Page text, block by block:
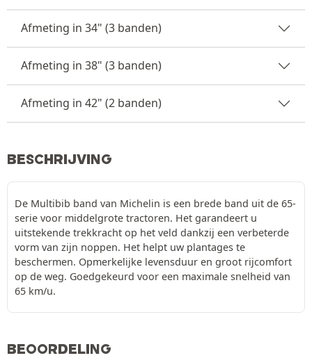
Afmeting in 34" (3 banden)
Afmeting in 38" (3 banden)
Afmeting in 42" (2 banden)
BESCHRIJVING
De Multibib band van Michelin is een brede band uit de 65-
serie voor middelgrote tractoren. Het garandeert u
uitstekende trekkracht op het veld dankzij een verbeterde
vorm van zijn noppen. Het helpt uw plantages te
beschermen. Opmerkelijke levensduur en groot rijcomfort
op de weg. Goedgekeurd voor een maximale snelheid van
65 km/u.
BEOORDELING